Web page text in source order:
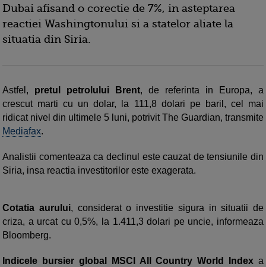
Dubai afisand o corectie de 7%, in asteptarea
reactiei Washingtonului si a statelor aliate la
situatia din Siria.
Astfel, pretul petrolului Brent, de referinta in Europa, a
crescut marti cu un dolar, la 111,8 dolari pe baril, cel mai
ridicat nivel din ultimele 5 luni, potrivit The Guardian, transmite
Mediafax.
Analistii comenteaza ca declinul este cauzat de tensiunile din
Siria, insa reactia investitorilor este exagerata.
Cotatia aurului, considerat o investitie sigura in situatii de
criza, a urcat cu 0,5%, la 1.411,3 dolari pe uncie, informeaza
Bloomberg.
Indicele bursier global MSCI All Country World Index a